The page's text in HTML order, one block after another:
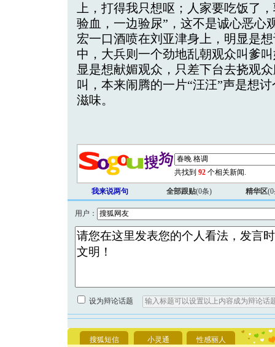
上，打得我只想呕；人家要吃饭了
验血，一边验尿”，这不是诚心恶心
宏一口酒喷在刘亚津身上，明显是
中，大兵则一个劲地乱朝观众叫爹
显是想献媚观众，只差下台去挠观
叫，本来闹腾的一片“汪汪”声是想
滋味。
共找到 92 个相关新闻.
我来说两句 全部跟贴(0条) 精华区(0
用户：
设为辩论话题
搜狐短信 小灵通 性感丽人
要平安！
[圣诞节]
能正大光
天都要快
[圣诞节]
如意,快